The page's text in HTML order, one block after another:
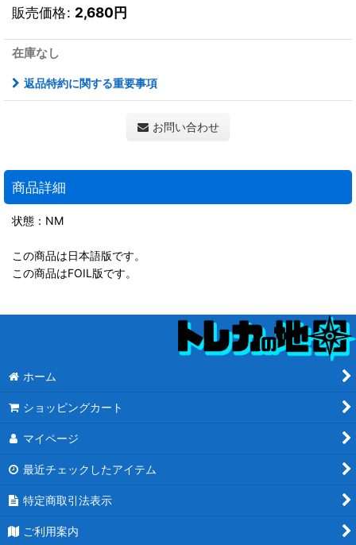
販売価格: 2,680円
在庫なし
返品特約に関する重要事項
お問い合わせ
商品詳細
状態：NM
この商品は日本語版です。
この商品はFOIL版です。
ホーム
ショッピングカート
マイページ
最近チェックしたアイテム
特定商取引法表示
ご利用案内